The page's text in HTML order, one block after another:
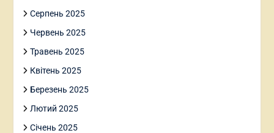
Серпень 2025
Червень 2025
Травень 2025
Квітень 2025
Березень 2025
Лютий 2025
Січень 2025